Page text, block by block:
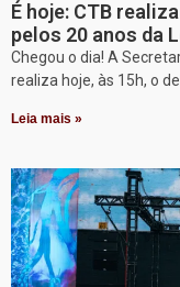
É hoje: CTB
pelos 20 anos da
Chegou o dia! A
realiza hoje, às 15h, o
Leia mais »